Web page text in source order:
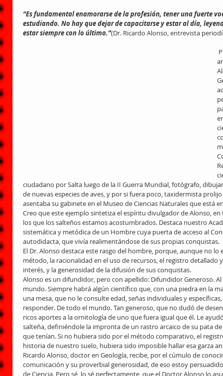
“Es fundamental enamorarse de la profesión, tener una fuerte
estudiando. No hay que dejar de capacitarse y estar al día,
estar siempre con lo último.”(Dr. Ricardo Alonso, entrevista
ciudadano por Salta luego de la II Guerra Mundial, fotógrafo,
de nuevas especies de aves, y por si fuera poco, taxidermista
asentaba su gabinete en el Museo de Ciencias Naturales que está
Creo que este ejemplo sintetiza el espíritu divulgador de Alonso,
los que los salteños estamos acostumbrados. Destaca nuestro
sistemática y metódica de un Hombre cuya puerta de acceso al
autodidacta, que vivía realimentándose de sus propias conquistas.
El Dr. Alonso destaca este rasgo del hombre, porque, aunque no
método, la racionalidad en el uso de recursos, el registro detallado
interés, y la generosidad de la difusión de sus conquistas.
Alonso es un difundidor, pero con apellido: Difundidor Generoso.
mundo. Siempre habrá algún científico que, con una piedra en la
una mesa, que no le consulte edad, señas individuales y
responder. De todo el mundo. Tan generoso, que no dudó de
ricos aportes a la ornitología de uno que fuera igual que él. Le
salteña, definiéndole la impronta de un rastro arcaico de su pata
que tenían. Si no hubiera sido por el método comparativo, el
historia de nuestro suelo, hubiera sido imposible hallar esa garza
Ricardo Alonso, doctor en Geología, recibe, por el cúmulo de
comunicación y su proverbial generosidad, de eso estoy
de Ciencia. Pero sé, lo sé perfectamente, que el Doctor Alonso lo